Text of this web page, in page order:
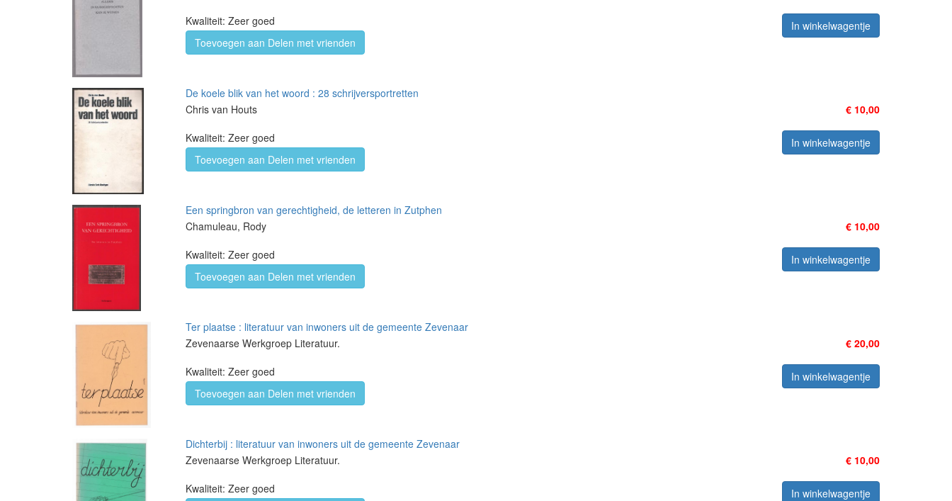
Kwaliteit: Zeer goed
In winkelwagentje
Toevoegen aan Delen met vrienden
De koele blik van het woord : 28 schrijversportretten
Chris van Houts
€ 10,00
Kwaliteit: Zeer goed
In winkelwagentje
Toevoegen aan Delen met vrienden
Een springbron van gerechtigheid, de letteren in Zutphen
Chamuleau, Rody
€ 10,00
Kwaliteit: Zeer goed
In winkelwagentje
Toevoegen aan Delen met vrienden
Ter plaatse : literatuur van inwoners uit de gemeente Zevenaar
Zevenaarse Werkgroep Literatuur.
€ 20,00
Kwaliteit: Zeer goed
In winkelwagentje
Toevoegen aan Delen met vrienden
Dichterbij : literatuur van inwoners uit de gemeente Zevenaar
Zevenaarse Werkgroep Literatuur.
€ 10,00
Kwaliteit: Zeer goed
In winkelwagentje